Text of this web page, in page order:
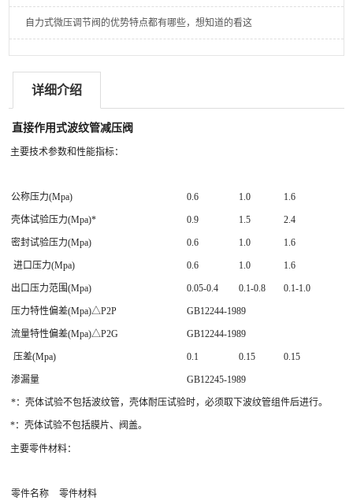
自力式微压调节阀的优势特点都有哪些，想知道的看这
详细介绍
直接作用式波纹管减压阀
主要技术参数和性能指标：
公称压力(Mpa) 0.6 1.0 1.6
壳体试验压力(Mpa)* 0.9 1.5 2.4
密封试验压力(Mpa) 0.6 1.0 1.6
进口压力(Mpa) 0.6 1.0 1.6
出口压力范围(Mpa) 0.05-0.4 0.1-0.8 0.1-1.0
压力特性偏差(Mpa)△P2P GB12244-1989
流量特性偏差(Mpa)△P2G GB12244-1989
压差(Mpa) 0.1 0.15 0.15
渗漏量 GB12245-1989
*：壳体试验不包括波纹管，壳体耐压试验时，必须取下波纹管组件后进行。
*：壳体试验不包括膜片、阀盖。
主要零件材料：
零件名称 零件材料